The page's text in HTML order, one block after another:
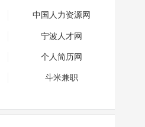
中国人力资源网
宁波人才网
个人简历网
斗米兼职